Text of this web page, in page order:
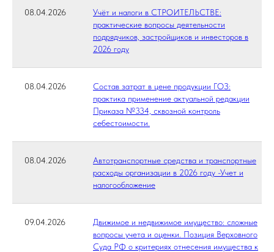
08.04.2026
Учёт и налоги в СТРОИТЕЛЬСТВЕ:
практические вопросы деятельности
подрядчиков, застройщиков и инвесторов в
2026 году
08.04.2026
Состав затрат в цене продукции ГОЗ:
практика применение актуальной редакции
Приказа №334, сквозной контроль
себестоимости.
08.04.2026
Автотранспортные средства и транспортные
расходы организации в 2026 году -Учет и
налогообложение
09.04.2026
Движимое и недвижимое имущество: сложные
вопросы учета и оценки. Позиция Верховного
Суда РФ о критериях отнесения имущества к